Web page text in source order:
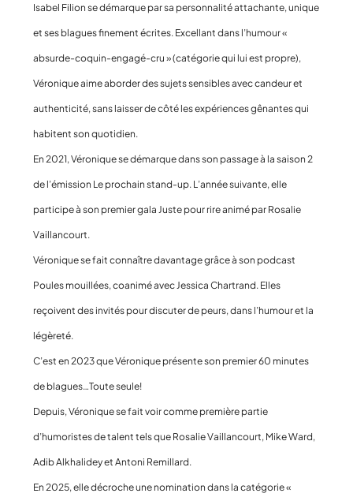
Isabel Filion se démarque par sa personnalité attachante, unique
et ses blagues finement écrites. Excellant dans l’humour «
absurde-coquin-engagé-cru » (catégorie qui lui est propre),
Véronique aime aborder des sujets sensibles avec candeur et
authenticité, sans laisser de côté les expériences gênantes qui
habitent son quotidien.
En 2021, Véronique se démarque dans son passage à la saison 2
de l’émission Le prochain stand-up. L’année suivante, elle
participe à son premier gala Juste pour rire animé par Rosalie
Vaillancourt.
Véronique se fait connaître davantage grâce à son podcast
Poules mouillées, coanimé avec Jessica Chartrand. Elles
reçoivent des invités pour discuter de peurs, dans l’humour et la
légèreté.
C’est en 2023 que Véronique présente son premier 60 minutes
de blagues…Toute seule!
Depuis, Véronique se fait voir comme première partie
d’humoristes de talent tels que Rosalie Vaillancourt, Mike Ward,
Adib Alkhalidey et Antoni Remillard.
En 2025, elle décroche une nomination dans la catégorie «